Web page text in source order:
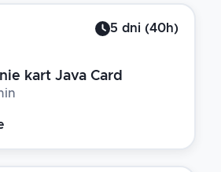
5 dni (40h)
kart Java Card